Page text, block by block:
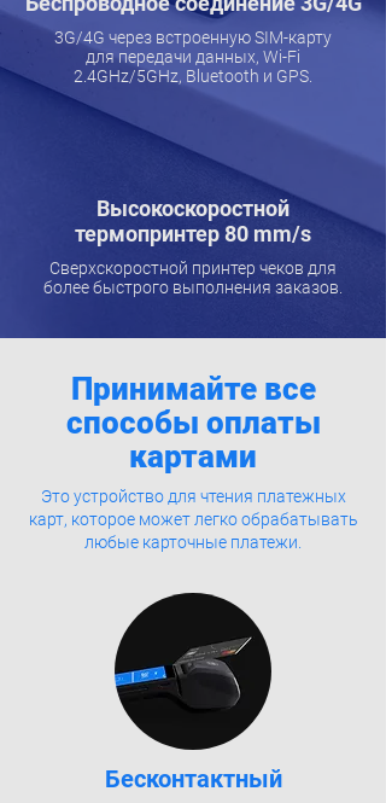
3G/4G через встроенную SIM-карту
для передачи данных, Wi-Fi
2.4GHz/5GHz, Bluetooth и GPS.
Высокоскоростной
термопринтер 80 mm/s
Сверхскоростной принтер чеков для
более быстрого выполнения заказов.
Принимайте все
способы оплаты
картами
Это устройство для чтения платежных
карт, которое может легко обрабатывать
любые карточные платежи.
Бесконтактный